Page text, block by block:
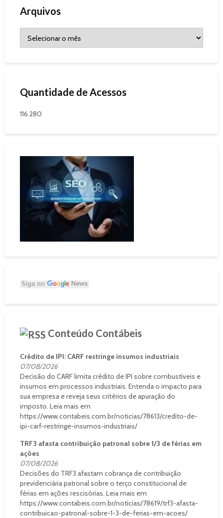
Arquivos
Quantidade de Acessos
116.280
Conteúdo Contábeis
Crédito de IPI: CARF restringe insumos industriais
07/08/2026
Decisão do CARF limita crédito de IPI sobre combustíveis e
insumos em processos industriais. Entenda o impacto para
sua empresa e reveja seus critérios de apuração do
imposto. Leia mais em
https://www.contabeis.com.br/noticias/78613/credito-de-
ipi-carf-restringe-insumos-industriais/
TRF3 afasta contribuição patronal sobre 1/3 de férias em
ações
07/08/2026
Decisões do TRF3 afastam cobrança de contribuição
previdenciária patronal sobre o terço constitucional de
férias em ações rescisórias. Leia mais em
https://www.contabeis.com.br/noticias/78619/trf3-afasta-
contribuicao-patronal-sobre-1-3-de-ferias-em-acoes/